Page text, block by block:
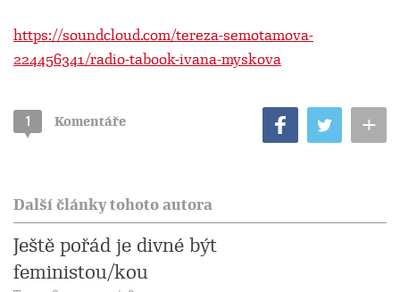
https://soundcloud.com/tereza-semotamova-
224456341/radio-tabook-ivana-myskova
1 Komentáře +
Další články tohoto autora
Ještě pořád je divné být
feministou/kou